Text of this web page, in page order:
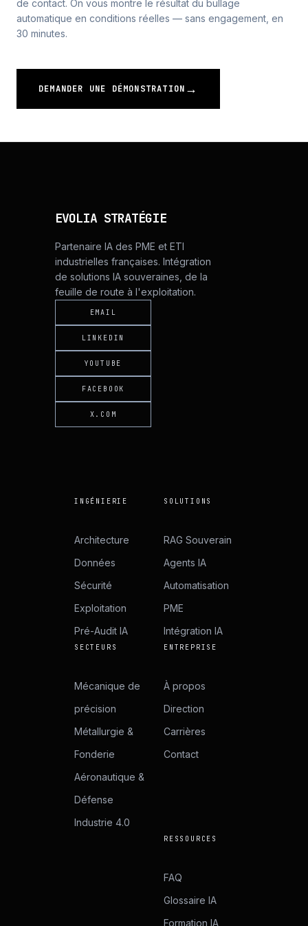
de contact. On vous montre le résultat du bullage
automatique en conditions réelles — sans engagement, en
30 minutes.
DEMANDER UNE DÉMONSTRATION →
EVOLIA STRATÉGIE
Partenaire IA des PME et ETI
industrielles françaises. Intégration
de solutions IA souveraines, de la
feuille de route à l'exploitation.
EMAIL
LINKEDIN
YOUTUBE
FACEBOOK
X.COM
INGÉNIERIE
Architecture
Données
Sécurité
Exploitation
Pré-Audit IA
SOLUTIONS
RAG Souverain
Agents IA
Automatisation
PME
Intégration IA
SECTEURS
Mécanique de
précision
Métallurgie &
Fonderie
Aéronautique &
Défense
Industrie 4.0
ENTREPRISE
À propos
Direction
Carrières
Contact
RESSOURCES
FAQ
Glossaire IA
Formation IA